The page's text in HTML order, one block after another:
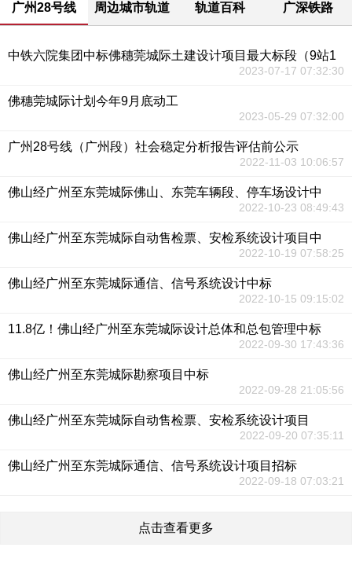
广州28号线 周边城市轨道 轨道百科 广深铁路
中铁六院集团中标佛穗莞城际土建设计项目最大标段（9站1
2023-07-17 07:32:30
佛穗莞城际计划今年9月底动工
2023-05-29 07:32:00
广州28号线（广州段）社会稳定分析报告评估前公示
2022-11-03 10:06:57
佛山经广州至东莞城际佛山、东莞车辆段、停车场设计中
2022-10-23 08:49:43
佛山经广州至东莞城际自动售检票、安检系统设计项目中
2022-10-19 07:58:25
佛山经广州至东莞城际通信、信号系统设计中标
2022-10-15 09:15:02
11.8亿！佛山经广州至东莞城际设计总体和总包管理中标
2022-09-30 17:43:36
佛山经广州至东莞城际勘察项目中标
2022-09-28 21:05:56
佛山经广州至东莞城际自动售检票、安检系统设计项目
2022-09-20 07:35:11
佛山经广州至东莞城际通信、信号系统设计项目招标
2022-09-18 07:03:21
点击查看更多